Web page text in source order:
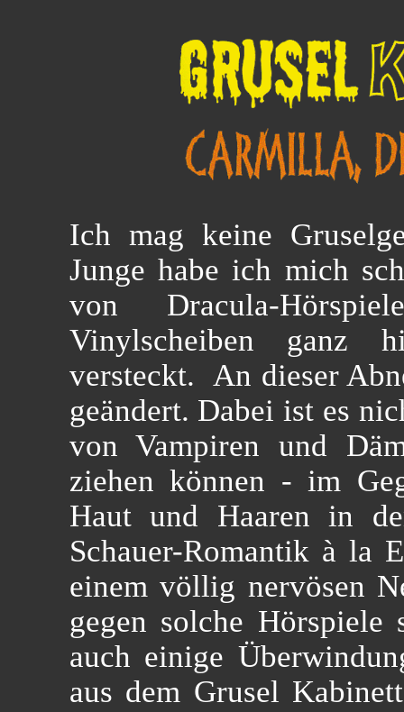
Ich mag keine
Junge habe ich mich
von Dracula-
Vinylscheiben ganz
versteckt. An dieser
geändert. Dabei ist es
von Vampiren und
ziehen können - im
Haut und Haaren in
Schauer-Romantik à la
einem völlig nervösen
gegen solche Hörspiele
auch einige
aus dem Grusel